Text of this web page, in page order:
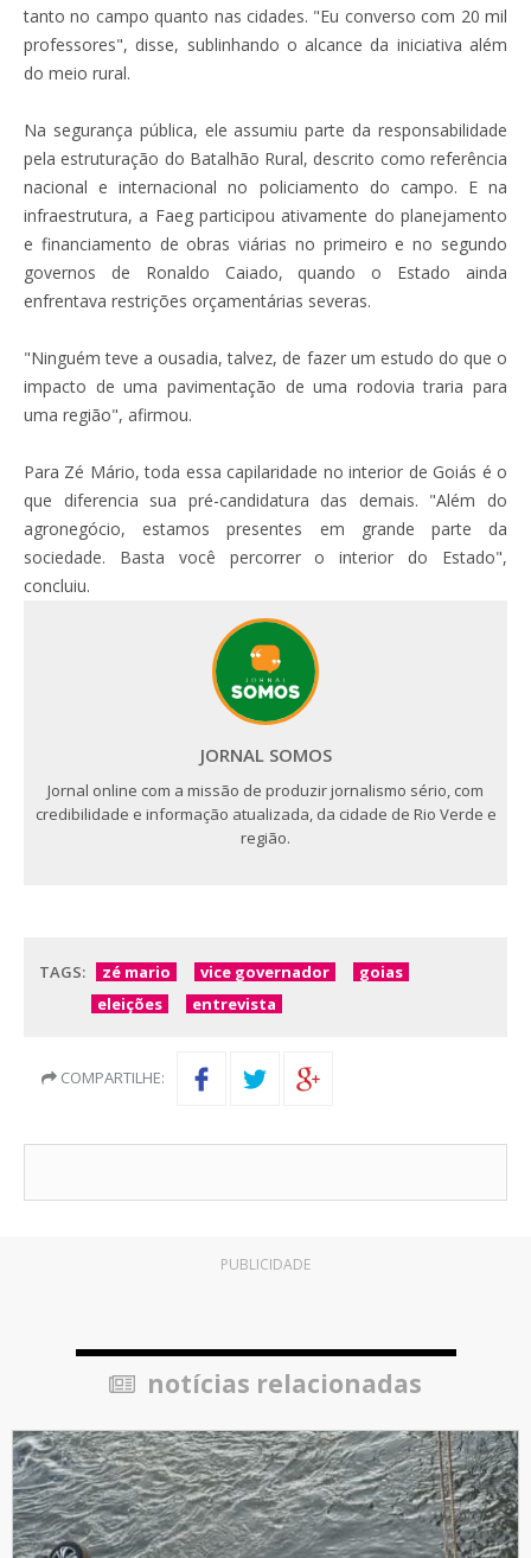
tanto no campo quanto nas cidades. "Eu converso com 20 mil
professores", disse, sublinhando o alcance da iniciativa além
do meio rural.
Na segurança pública, ele assumiu parte da responsabilidade
pela estruturação do Batalhão Rural, descrito como referência
nacional e internacional no policiamento do campo. E na
infraestrutura, a Faeg participou ativamente do planejamento
e financiamento de obras viárias no primeiro e no segundo
governos de Ronaldo Caiado, quando o Estado ainda
enfrentava restrições orçamentárias severas.
"Ninguém teve a ousadia, talvez, de fazer um estudo do que o
impacto de uma pavimentação de uma rodovia traria para
uma região", afirmou.
Para Zé Mário, toda essa capilaridade no interior de Goiás é o
que diferencia sua pré-candidatura das demais. "Além do
agronegócio, estamos presentes em grande parte da
sociedade. Basta você percorrer o interior do Estado",
concluiu.
JORNAL SOMOS
Jornal online com a missão de produzir jornalismo sério, com
credibilidade e informação atualizada, da cidade de Rio Verde e
região.
TAGS: zé mario vice governador
goias
eleições
entrevista
COMPARTILHE:
PUBLICIDADE
notícias relacionadas